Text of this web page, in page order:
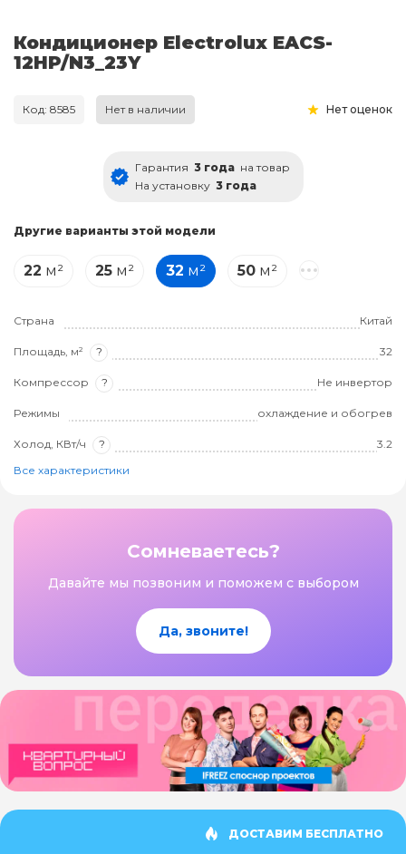
Кондиционер Electrolux EACS-
12HP/N3_23Y
Код: 8585 Нет в наличии Нет оценок
Гарантия 3 года на товар
На установку 3 года
Другие варианты этой модели
22 м² 25 м² 32 м² 50 м²
Страна Китай
Площадь, м² ? 32
Компрессор ? Не инвертор
Режимы охлаждение и обогрев
Холод, КВт/ч ?
3.2
Все характеристики
Сомневаетесь?
Давайте мы позвоним и поможем с выбором
Да, звоните!
ДОСТАВИМ БЕСПЛАТНО